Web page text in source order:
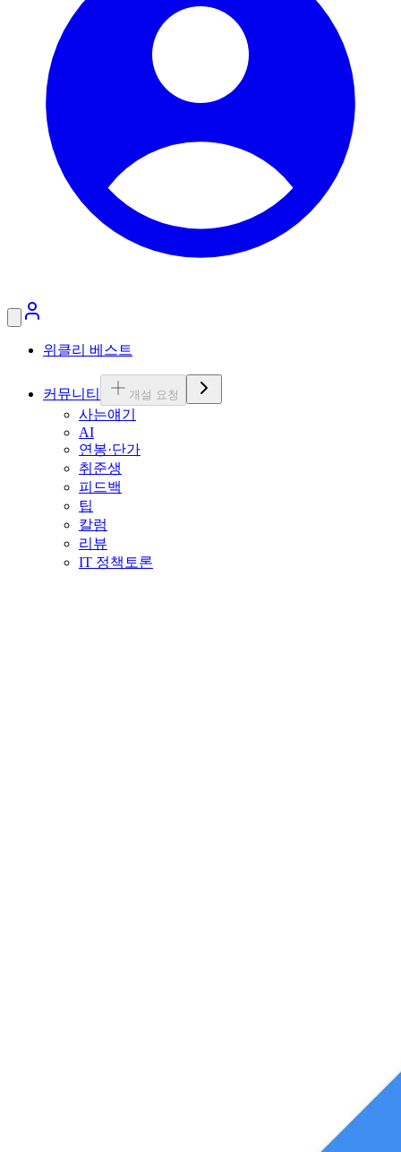
위클리 베스트
커뮤니티 개설 요청
사는얘기
AI
연봉·단가
취준생
피드백
팁
칼럼
리뷰
IT 정책토론